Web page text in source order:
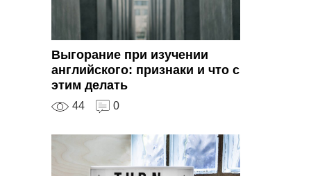
Выгорание при изучении
английского: признаки и что с
этим делать
44 0